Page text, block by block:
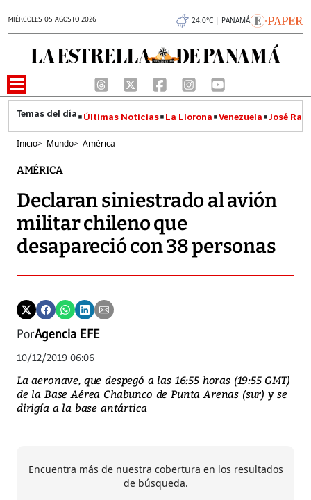
MIÉRCOLES 05 AGOSTO 2026 24.0°C | PANAMÁ
Últimas Noticias La Llorona Venezuela José
Inicio> Mundo> América
AMÉRICA
Declaran siniestrado al avión
militar chileno que
desapareció con 38 personas
PorAgencia EFE
10/12/2019 06:06
La aeronave, que despegó a las 16:55 horas (19:55 GMT)
de la Base Aérea Chabunco de Punta Arenas (sur) y se
dirigía a la base antártica
Encuentra más de nuestra cobertura en los resultados
de búsqueda.